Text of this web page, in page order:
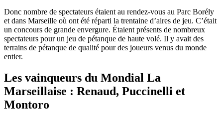
Donc nombre de spectateurs étaient au rendez-vous au Parc Borély
et dans Marseille où ont été réparti la trentaine d’aires de jeu. C’était
un concours de grande envergure. Étaient présents de nombreux
spectateurs pour un jeu de pétanque de haute volé. Il y avait des
terrains de pétanque de qualité pour des joueurs venus du monde
entier.
Les vainqueurs du Mondial La
Marseillaise : Renaud, Puccinelli et
Montoro